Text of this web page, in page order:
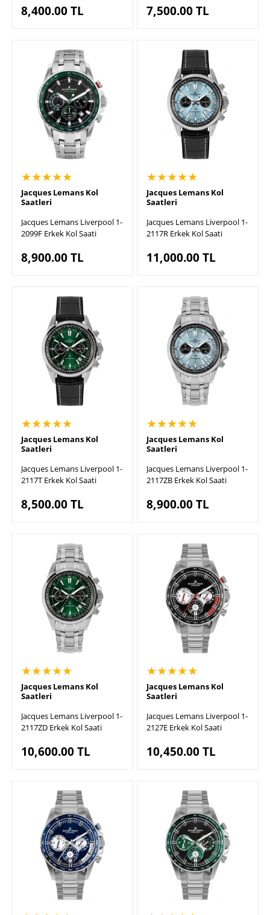
8,400.00TL 7,500.00TL
★★★★★
Jacques Lemans Kol
Saatleri
Jacques Lemans Liverpool 1-
2099F Erkek Kol Saati
8,900.00TL
★★★★★
Jacques Lemans Kol
Saatleri
Jacques Lemans Liverpool 1-
2117R Erkek Kol Saati
11,000.00TL
★★★★★
Jacques Lemans Kol
Saatleri
Jacques Lemans Liverpool 1-
2117T Erkek Kol Saati
8,500.00TL
★★★★★
Jacques Lemans Kol
Saatleri
Jacques Lemans Liverpool 1-
2117ZB Erkek Kol Saati
8,900.00TL
★★★★★
Jacques Lemans Kol
Saatleri
Jacques Lemans Liverpool 1-
2117ZD Erkek Kol Saati
10,600.00TL
★★★★★
Jacques Lemans Kol
Saatleri
Jacques Lemans Liverpool 1-
2127E Erkek Kol Saati
10,450.00TL